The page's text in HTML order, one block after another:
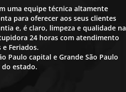
uma equipe técnica altamente
para oferecer aos seus clientes
e, é claro, limpeza e qualidade na
24 horas com atendimento
Feriados.
Paulo capital e Grande São Paulo
estado.